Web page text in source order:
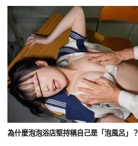
為什麼泡泡浴店堅持稱自己是「泡風呂」？